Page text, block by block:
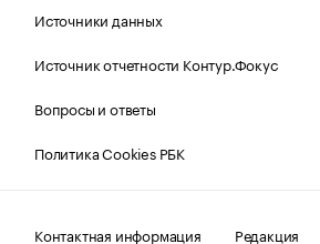
Источники данных
Источник отчетности Контур.Фокус
Вопросы и ответы
Политика Cookies РБК
Контактная информация Редакция